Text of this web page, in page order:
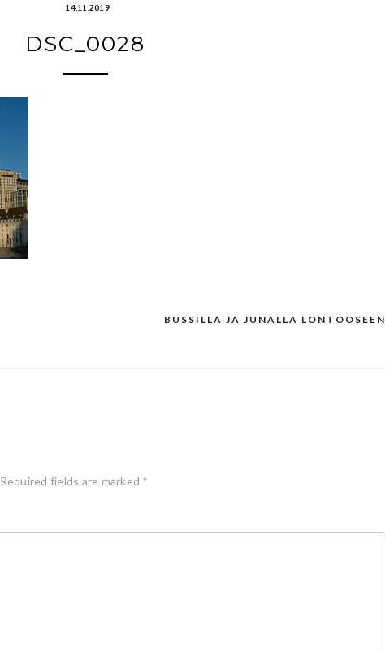
14.11.2019
DSC_0028
BUSSILLA JA JUNALLA LONTOOSEEN
Required fields are marked *